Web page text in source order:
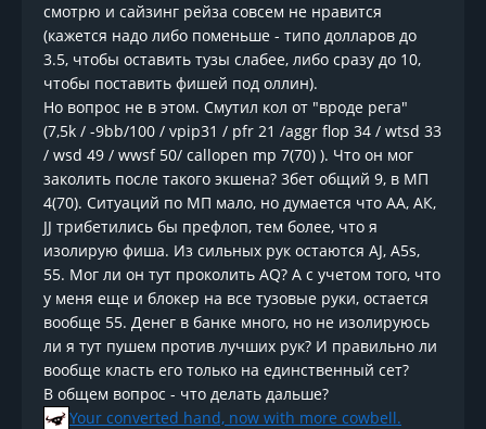
смотрю и сайзинг рейза совсем не нравится
(кажется надо либо поменьше - типо долларов до
3.5, чтобы оставить тузы слабее, либо сразу до 10,
чтобы поставить фишей под оллин).
Но вопрос не в этом. Смутил кол от "вроде рега"
(7,5k / -9bb/100 / vpip31 / pfr 21 /aggr flop 34 / wtsd 33
/ wsd 49 / wwsf 50/ callopen mp 7(70) ). Что он мог
заколить после такого экшена? 3бет общий 9, в МП
4(70). Ситуаций по МП мало, но думается что АА, АК,
JJ трибетились бы префлоп, тем более, что я
изолирую фиша. Из сильных рук остаются АJ, А5s,
55. Мог ли он тут проколить АQ? А с учетом того, что
у меня еще и блокер на все тузовые руки, остается
вообще 55. Денег в банке много, но не изолируюсь
ли я тут пушем против лучших рук? И правильно ли
вообще класть его только на единственный сет?
В общем вопрос - что делать дальше?
Your converted hand, now with more cowbell.